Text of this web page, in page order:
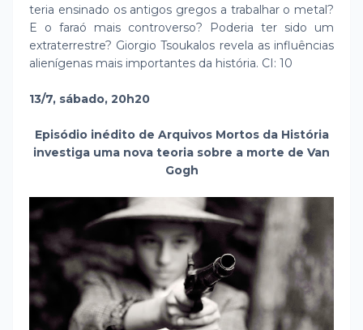
teria ensinado os antigos gregos a trabalhar o metal?
E o faraó mais controverso? Poderia ter sido um
extraterrestre? Giorgio Tsoukalos revela as influências
alienígenas mais importantes da história. CI: 10
13/7, sábado, 20h20
Episódio inédito de Arquivos Mortos da História
investiga uma nova teoria sobre a morte de Van
Gogh